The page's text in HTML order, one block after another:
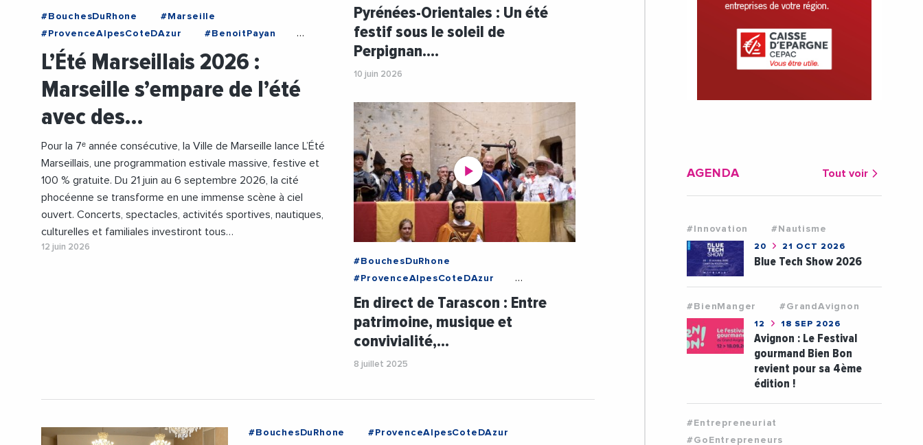
#BouchesDuRhone
#Marseille
#ProvenceAlpesCoteDAzur
#BenoitPayan
#Culture
#Famille #Festival
#Musique
#Sport
#Tourisme
#VilleDeMarseille
L’Été Marseillais 2026 :
Marseille s’empare de l’été
avec des…
Pour la 7ᵉ année consécutive, la Ville de Marseille lance L’Été
Marseillais, une programmation estivale massive, festive et
100 % gratuite. Du 21 juin au 6 septembre 2026, la cité
phocéenne se transforme en une immense scène à ciel
ouvert. Concerts, spectacles, activités sportives, nautiques,
culturelles et familiales investiront tous…
12 juin 2026
#LouisAliot
#Musique
#Patrimoine
#VilleDePerpignan
Pyrénées-Orientales : Un été
festif sous le soleil de
Perpignan.…
10 juin 2026
#BouchesDuRhone
#ProvenceAlpesCoteDAzur
#Tarascon
#Art
#Commerces
#LucienLimousin
#Musique
#Patrimoine
#Tourisme
#Videos
En direct de Tarascon : Entre
patrimoine, musique et
convivialité,…
8 juillet 2025
#BouchesDuRhone
#ProvenceAlpesCoteDAzur
AGENDA Tout voir
#Innovation #Nautisme
20 21 OCT 2026
Blue Tech Show 2026
#BienManger #GrandAvignon
12 18 SEP 2026
Avignon : Le Festival
gourmand Bien Bon
revient pour sa 4ème
édition !
#Entrepreneuriat
#GoEntrepreneurs